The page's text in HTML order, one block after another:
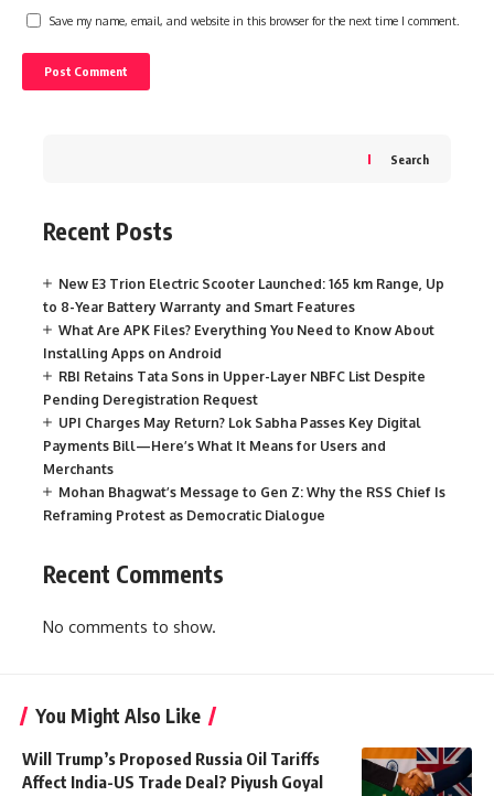
Save my name, email, and website in this browser for the next time I comment.
Search
Recent Posts
New E3 Trion Electric Scooter Launched: 165 km Range, Up
to 8-Year Battery Warranty and Smart Features
What Are APK Files? Everything You Need to Know About
Installing Apps on Android
RBI Retains Tata Sons in Upper-Layer NBFC List Despite
Pending Deregistration Request
UPI Charges May Return? Lok Sabha Passes Key Digital
Payments Bill—Here’s What It Means for Users and
Merchants
Mohan Bhagwat’s Message to Gen Z: Why the RSS Chief Is
Reframing Protest as Democratic Dialogue
Recent Comments
No comments to show.
You Might Also Like
Will Trump’s Proposed Russia Oil Tariffs
Affect India-US Trade Deal? Piyush Goyal